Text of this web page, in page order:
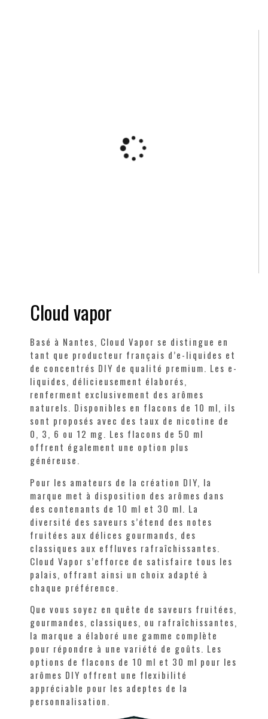
Cloud vapor
Basé à Nantes, Cloud Vapor se distingue en
tant que producteur français d’e-liquides et
de concentrés DIY de qualité premium. Les e-
liquides, délicieusement élaborés,
renferment exclusivement des arômes
naturels. Disponibles en flacons de 10 ml, ils
sont proposés avec des taux de nicotine de
0, 3, 6 ou 12 mg. Les flacons de 50 ml
offrent également une option plus
généreuse.
Pour les amateurs de la création DIY, la
marque met à disposition des arômes dans
des contenants de 10 ml et 30 ml. La
diversité des saveurs s’étend des notes
fruitées aux délices gourmands, des
classiques aux effluves rafraîchissantes.
Cloud Vapor s’efforce de satisfaire tous les
palais, offrant ainsi un choix adapté à
chaque préférence.
Que vous soyez en quête de saveurs fruitées,
gourmandes, classiques, ou rafraîchissantes,
la marque a élaboré une gamme complète
pour répondre à une variété de goûts. Les
options de flacons de 10 ml et 30 ml pour les
arômes DIY offrent une flexibilité
appréciable pour les adeptes de la
personnalisation.